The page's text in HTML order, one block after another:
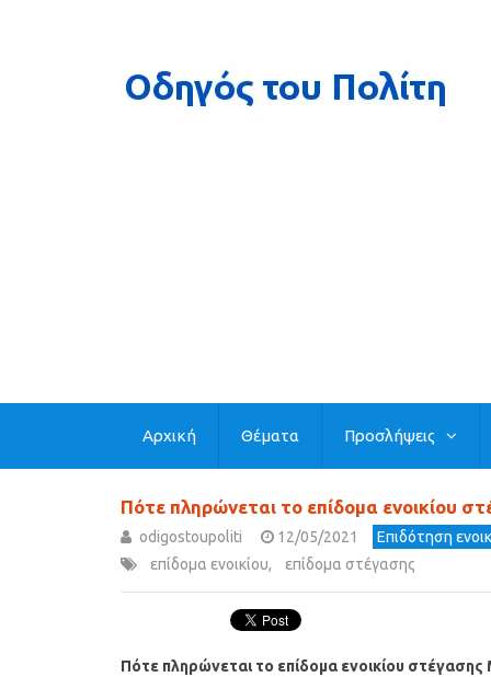
Αρχική Θέματα Προσλήψεις
Πότε πληρώνεται το επίδομα ενοικίου
odigostoupoliti 12/05/2021 Επιδότηση
επίδομα ενοικίου, επίδομα στέγασης
Πότε πληρώνεται το επίδομα ενοικίου στέγασης